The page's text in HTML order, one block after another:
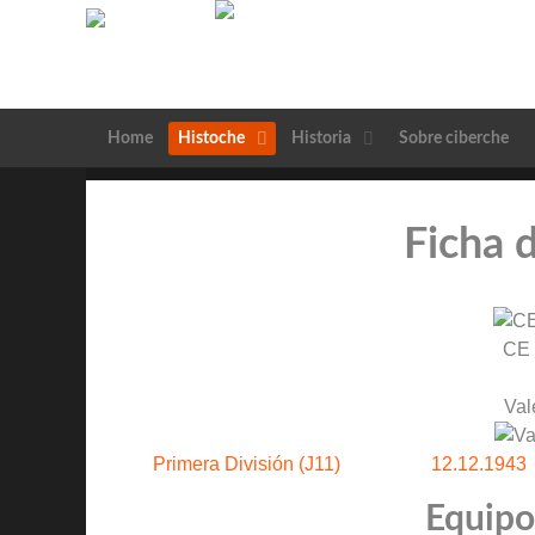
Home Histoche Historia Sobre ciberche
Ficha
CE
Primera División (J11) 12.12.1943